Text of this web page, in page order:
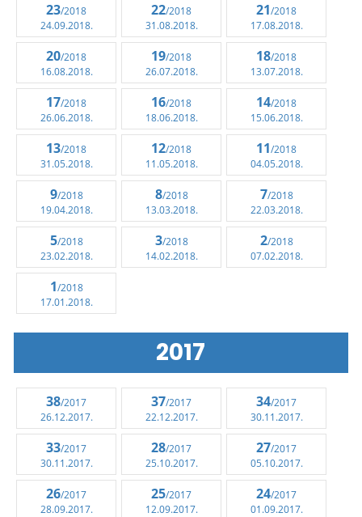
23/2018
24.09.2018.
22/2018
31.08.2018.
21/2018
17.08.2018.
20/2018
16.08.2018.
19/2018
26.07.2018.
18/2018
13.07.2018.
17/2018
26.06.2018.
16/2018
18.06.2018.
14/2018
15.06.2018.
13/2018
31.05.2018.
12/2018
11.05.2018.
11/2018
04.05.2018.
9/2018
19.04.2018.
8/2018
13.03.2018.
7/2018
22.03.2018.
5/2018
23.02.2018.
3/2018
14.02.2018.
2/2018
07.02.2018.
1/2018
17.01.2018.
2017
38/2017
26.12.2017.
37/2017
22.12.2017.
34/2017
30.11.2017.
33/2017
30.11.2017.
28/2017
25.10.2017.
27/2017
05.10.2017.
26/2017
28.09.2017.
25/2017
12.09.2017.
24/2017
01.09.2017.